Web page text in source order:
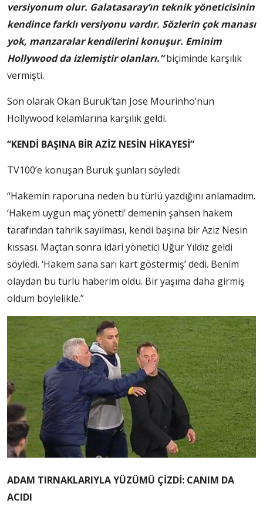
versiyonum olur. Galatasaray’ın teknik yöneticisinin
kendince farklı versiyonu vardır. Sözlerin çok manası
yok, manzaralar kendilerini konuşur. Eminim
Hollywood da izlemiştir olanları.”biçiminde karşılık
vermişti.
Son olarak Okan Buruk’tan Jose Mourinho’nun
Hollywood kelamlarına karşılık geldi.
“KENDİ BAŞINA BİR AZİZ NESİN HİKAYESİ”
TV100’e konuşan Buruk şunları söyledi:
“Hakemin raporuna neden bu türlü yazdığını anlamadım.
‘Hakem uygun maç yönetti’ demenin şahsen hakem
tarafından tahrik sayılması, kendi başına bir Aziz Nesin
kıssası. Maçtan sonra idari yönetici Uğur Yıldız geldi
söyledi. ‘Hakem sana sarı kart göstermiş’ dedi. Benim
olaydan bu türlü haberim oldu. Bir yaşıma daha girmiş
oldum böylelikle.”
ADAM TIRNAKLARIYLA YÜZÜMÜ ÇİZDİ: CANIM DA
ACIDI